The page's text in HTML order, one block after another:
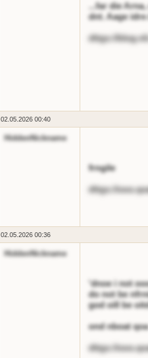
...far die
dnt. Aage
dttgs://
02.05.2026 00:40
HiddenNickname
frngile
dttgs://
02.05.2026 00:36
HiddenNickname
'dnoe i not
do not be
god oill be
ond nboat qoa
dttgs://